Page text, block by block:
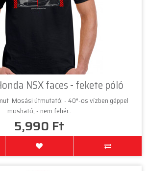
NSX faces - fekete póló
Mosási útmutató: - 40°-os vízben géppel
mosható, - nem fehér..
5,990 Ft